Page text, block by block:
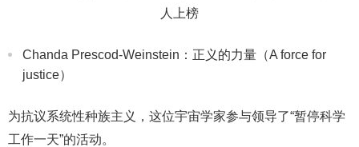
Chanda Prescod-Weinstein：正义的力量（A force for
justice）
为抗议系统性种族主义，这位宇宙学家参与领导了“暂停科学
工作一天”的活动。